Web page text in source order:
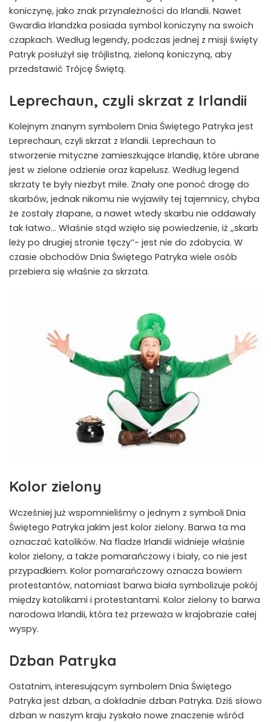
koniczynę, jako znak przynależności do Irlandii. Nawet
Gwardia Irlandzka posiada symbol koniczyny na swoich
czapkach. Według legendy, podczas jednej z misji święty
Patryk posłużył się trójlistną, zieloną koniczyną, aby
przedstawić Trójcę Świętą.
Leprechaun, czyli skrzat z Irlandii
Kolejnym znanym symbolem Dnia Świętego Patryka jest
Leprechaun, czyli skrzat z Irlandii. Leprechaun to
stworzenie mityczne zamieszkujące Irlandię, które ubrane
jest w zielone odzienie oraz kapelusz. Według legend
skrzaty te były niezbyt miłe. Znały one ponoć drogę do
skarbów, jednak nikomu nie wyjawiły tej tajemnicy, chyba
że zostały złapane, a nawet wtedy skarbu nie oddawały
tak łatwo… Właśnie stąd wzięło się powiedzenie, iż ,,skarb
leży po drugiej stronie tęczy’’- jest nie do zdobycia. W
czasie obchodów Dnia Świętego Patryka wiele osób
przebiera się właśnie za skrzata.
Kolor zielony
Wcześniej już wspomnieliśmy o jednym z symboli Dnia
Świętego Patryka jakim jest kolor zielony. Barwa ta ma
oznaczać katolików. Na fladze Irlandii widnieje właśnie
kolor zielony, a także pomarańczowy i biały, co nie jest
przypadkiem. Kolor pomarańczowy oznacza bowiem
protestantów, natomiast barwa biała symbolizuje pokój
między katolikami i protestantami. Kolor zielony to barwa
narodowa Irlandii, która też przeważa w krajobrazie całej
wyspy.
Dzban Patryka
Ostatnim, interesującym symbolem Dnia Świętego
Patryka jest dzban, a dokładnie dzban Patryka. Dziś słowo
dzban w naszym kraju zyskało nowe znaczenie wśród